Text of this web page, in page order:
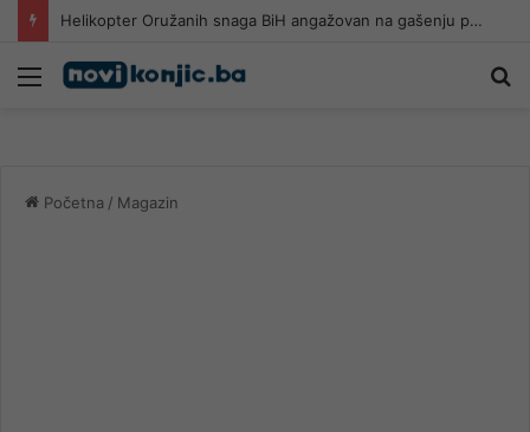
Helikopter Oružanih snaga BiH angažovan na gašenju požara u Konjicu
Meni
Početna / Magazin